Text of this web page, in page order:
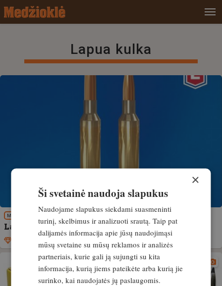
Lapua kulka
MEDŽIOKLĖS REIKMENYS
Lapua pristato – tūtelė 6,5 Creedmoor
×
Ši svetainė naudoja slapukus
Naudojame slapukus siekdami suasmeninti
turinį, skelbimus ir analizuoti srautą. Taip pat
dalijamės informacija apie jūsų naudojimąsi
mūsų svetaine su mūsų reklamos ir analizės
partneriais, kurie gali ją sujungti su kita
informacija, kurią jiems pateikėte arba kurią jie
surinko, kai naudojatės jų paslaugomis.